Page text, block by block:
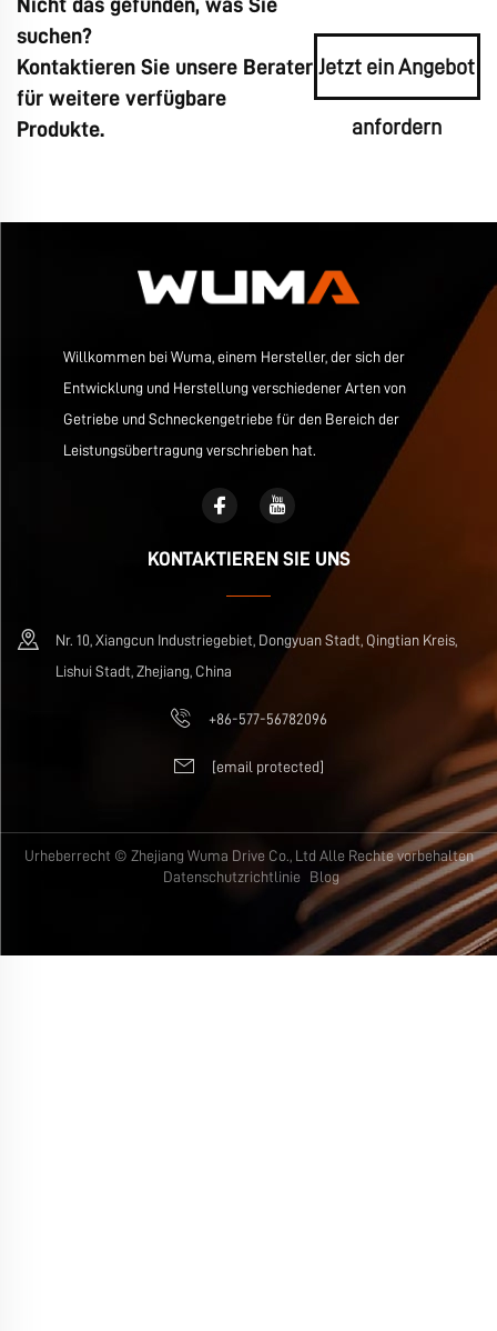
Nicht das gefunden, was Sie
suchen?
Kontaktieren Sie unsere Berater
für weitere verfügbare
Produkte.
Jetzt ein Angebot
anfordern
Willkommen bei Wuma, einem Hersteller, der sich der
Entwicklung und Herstellung verschiedener Arten von
Getriebe und Schneckengetriebe für den Bereich der
Leistungsübertragung verschrieben hat.
KONTAKTIEREN SIE UNS
Nr. 10, Xiangcun Industriegebiet, Dongyuan Stadt, Qingtian Kreis,
Lishui Stadt, Zhejiang, China
+86-577-56782096
[email protected]
Urheberrecht © Zhejiang Wuma Drive Co., Ltd Alle Rechte vorbehalten
Datenschutzrichtlinie
Blog